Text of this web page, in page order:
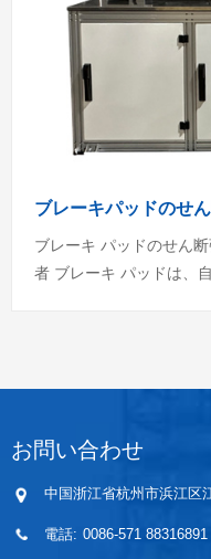
ブレーキ パッドのせん
者 ブレーキ パッドは、
お問い合わせ
中国浙江省杭州市浜江区
電話: 0086-571 88316891